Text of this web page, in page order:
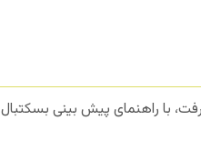
با راهنمای پیش بینی بسکتبال